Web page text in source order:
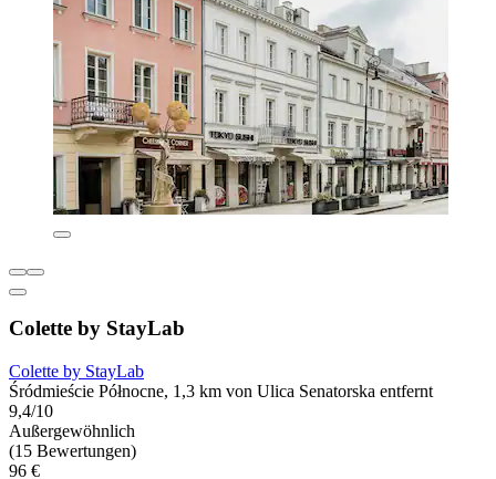
Colette by StayLab
Colette by StayLab
Śródmieście Północne, 1,3 km von Ulica Senatorska entfernt
9,4/10
Außergewöhnlich
(15 Bewertungen)
96 €